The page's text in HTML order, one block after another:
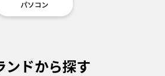
パソコン
ンドから探す